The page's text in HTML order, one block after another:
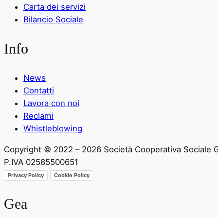
Carta dei servizi
Bilancio Sociale
Info
News
Contatti
Lavora con noi
Reclami
Whistleblowing
Copyright © 2022 – 2026 Società Cooperativa Sociale
P.IVA 02585500651
Privacy Policy Cookie Policy
Gea